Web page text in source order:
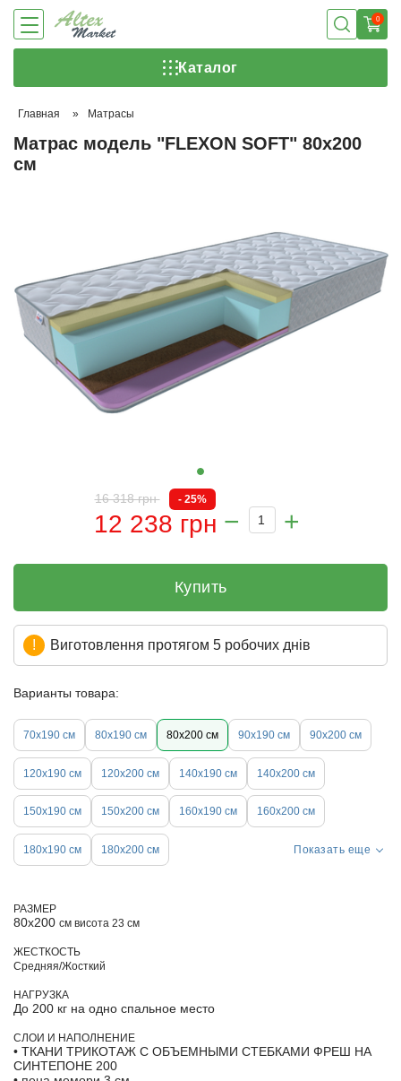
0
Каталог
Главная » Матрасы
Матрас модель "FLEXON SOFT" 80х200
см
16 318 грн - 25%
12 238 грн
Купить
Виготовлення протягом 5 робочих днів
Варианты товара:
70х190 см 80х190 см 80х200 см 90х190 см 90х200 см
120х190 см 120х200 см 140х190 см 140х200 см
150х190 см 150х200 см 160х190 см 160х200 см
180х190 см 180х200 см Показать еще
РАЗМЕР
80х200 см висота 23 см
ЖЕСТКОСТЬ
Средняя/Жосткий
НАГРУЗКА
До 200 кг на одно спальное место
СЛОИ И НАПОЛНЕНИЕ
• ТКАНИ ТРИКОТАЖ С ОБЪЕМНЫМИ СТЕБКАМИ ФРЕШ НА
СИНТЕПОНЕ 200